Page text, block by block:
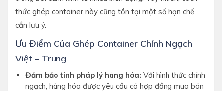
thức ghép container này cũng tồn tại một số hạn chế
cần lưu ý.
Ưu Điểm Của Ghép Container Chính Ngạch
Việt – Trung
Đảm bảo tính pháp lý hàng hóa: Với hình thức chính
ngạch, hàng hóa được yêu cầu có hợp đồng mua bán